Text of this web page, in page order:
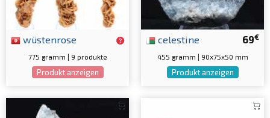
wüstenrose
775 gramm | 9 produkte
Produkt anzeigen
69€
celestine
455 gramm | 90x75x50 mm
Produkt anzeigen